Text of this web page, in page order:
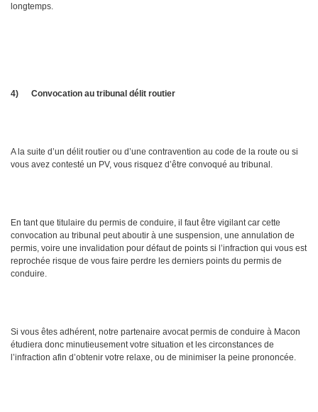
longtemps.
4) Convocation au tribunal délit routier
A la suite d’un délit routier ou d’une contravention au code de la route ou si
vous avez contesté un PV, vous risquez d’être convoqué au tribunal.
En tant que titulaire du permis de conduire, il faut être vigilant car cette
convocation au tribunal peut aboutir à une suspension, une annulation de
permis, voire une invalidation pour défaut de points si l’infraction qui vous est
reprochée risque de vous faire perdre les derniers points du permis de
conduire.
Si vous êtes adhérent, notre partenaire avocat permis de conduire à Macon
étudiera donc minutieusement votre situation et les circonstances de
l’infraction afin d’obtenir votre relaxe, ou de minimiser la peine prononcée.